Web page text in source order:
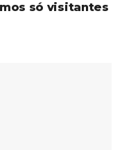
só visitantes